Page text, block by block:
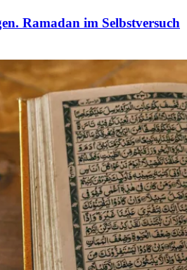
Ramadan im Selbstversuch